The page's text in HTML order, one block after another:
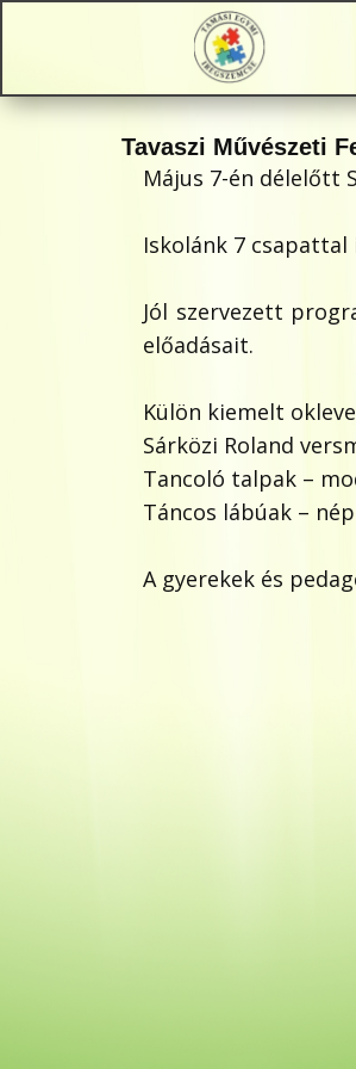
Tavaszi Művészeti
Május 7-én délelőtt
Iskolánk 7
Jól szervezett
előadásait.
Külön kiemelt
Sárközi Roland
Tancoló talpak –
Táncos lábúak –
A gyerekek és